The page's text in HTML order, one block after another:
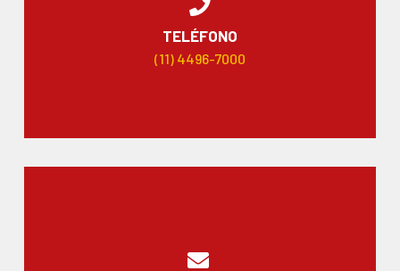
TELÉFONO
(11) 4496-7000